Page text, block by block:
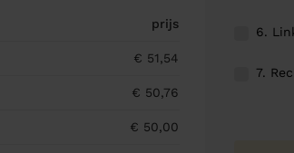
prijs
€ 51,54
€ 50,76
€ 50,00
6.
7.